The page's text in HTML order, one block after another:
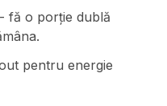
fă o porție dublă
pentru energie